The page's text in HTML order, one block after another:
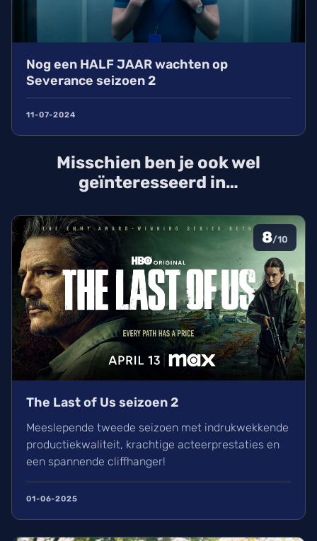
Nog een HALF JAAR wachten op
Severance seizoen 2
11-07-2024
Misschien ben je ook wel
geïnteresseerd in…
8/10
The Last of Us seizoen 2
Meeslepende tweede seizoen met indrukwekkende
productiekwaliteit, krachtige acteerprestaties en
een spannende cliffhanger!
01-06-2025